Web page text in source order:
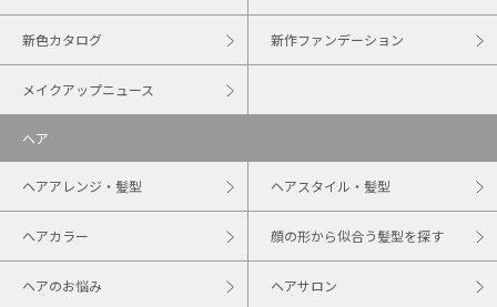
新色カタログ 新作ファンデーション
メイクアップニュース
ヘア
ヘアアレンジ・髪型 ヘアスタイル・髪型
ヘアカラー 顔の形から似合う髪型を探す
ヘアのお悩み ヘアサロン